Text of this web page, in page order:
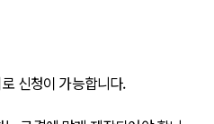
신청이 가능합니다.